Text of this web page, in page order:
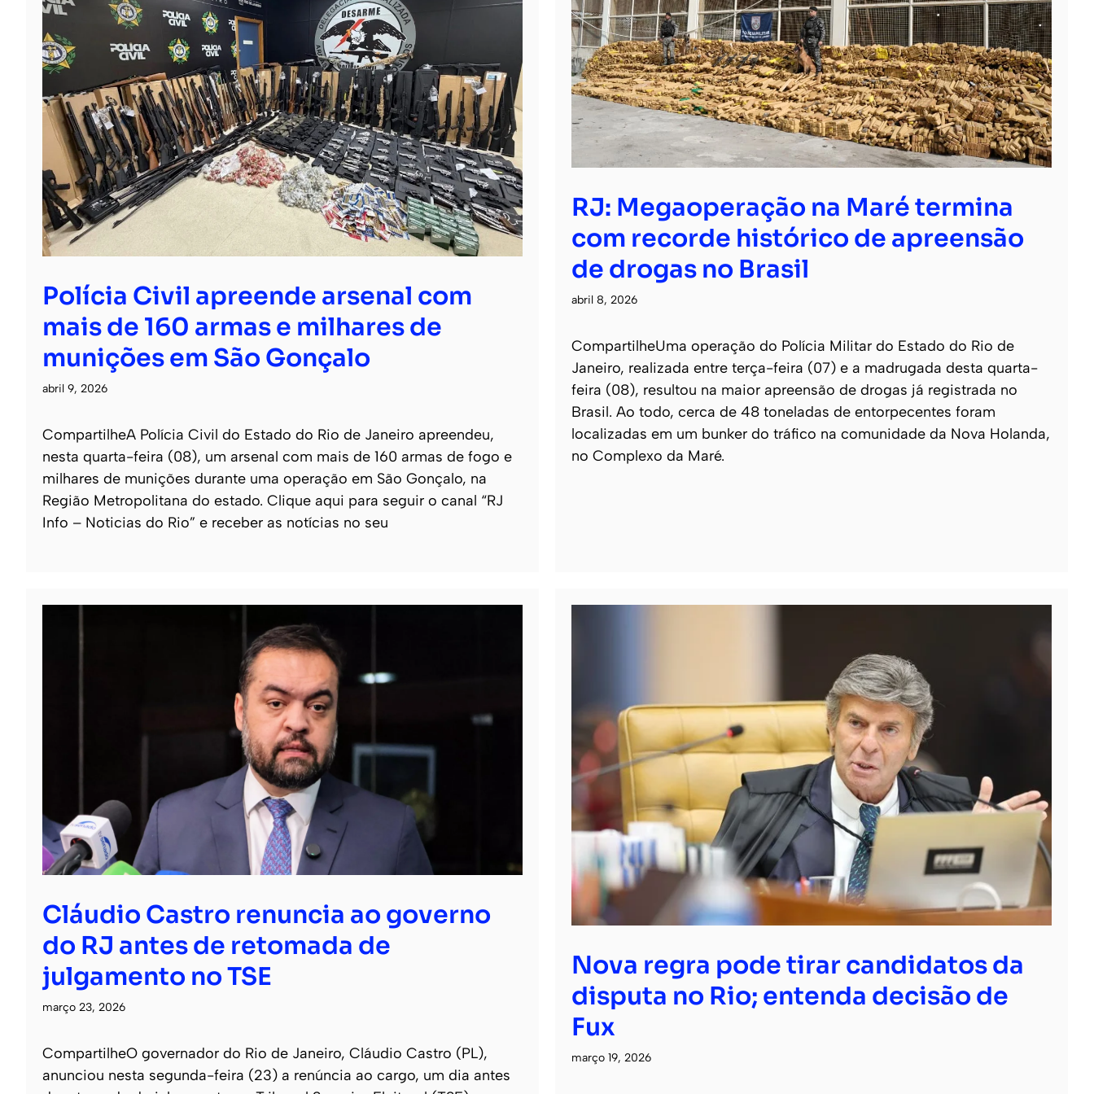
Polícia Civil apreende arsenal com
mais de 160 armas e milhares de
munições em São Gonçalo
abril 9, 2026
CompartilheA Polícia Civil do Estado do Rio de Janeiro apreendeu,
nesta quarta-feira (08), um arsenal com mais de 160 armas de fogo e
milhares de munições durante uma operação em São Gonçalo, na
Região Metropolitana do estado. Clique aqui para seguir o canal “RJ
Info – Noticias do Rio” e receber as notícias no seu
RJ: Megaoperação na Maré termina
com recorde histórico de apreensão
de drogas no Brasil
abril 8, 2026
CompartilheUma operação do Polícia Militar do Estado do Rio de
Janeiro, realizada entre terça-feira (07) e a madrugada desta quarta-
feira (08), resultou na maior apreensão de drogas já registrada no
Brasil. Ao todo, cerca de 48 toneladas de entorpecentes foram
localizadas em um bunker do tráfico na comunidade da Nova Holanda,
no Complexo da Maré.
Cláudio Castro renuncia ao governo
do RJ antes de retomada de
julgamento no TSE
março 23, 2026
CompartilheO governador do Rio de Janeiro, Cláudio Castro (PL),
anunciou nesta segunda-feira (23) a renúncia ao cargo, um dia antes
Nova regra pode tirar candidatos da
disputa no Rio; entenda decisão de
Fux
março 19, 2026